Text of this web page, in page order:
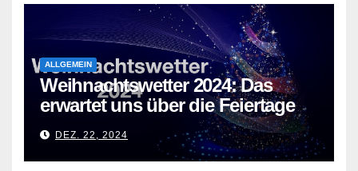
ALLGEMEIN
Weihnachtswetter 2024: Das
erwartet uns über die Feiertage
DEZ. 22, 2024